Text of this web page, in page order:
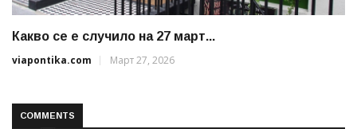
Какво се е случило на 27 март...
viapontika.com
Март 27, 2026
COMMENTS